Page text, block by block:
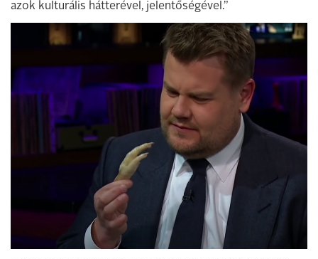
azok kulturális hátterével, jelentőségével.”